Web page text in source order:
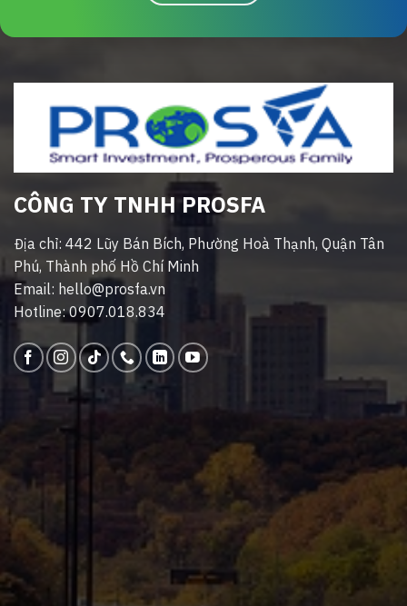
CÔNG TY TNHH PROSFA
Địa chỉ: 442 Lũy Bán Bích, Phường Hoà Thạnh, Quận Tân
Phú, Thành phố Hồ Chí Minh
Email: hello@prosfa.vn
Hotline: 0907.018.834